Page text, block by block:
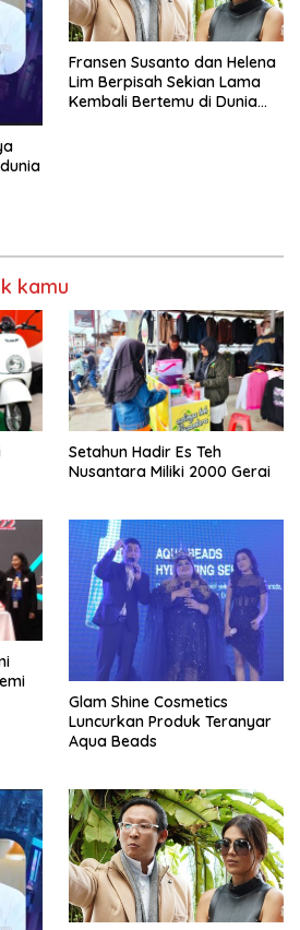
Fransen Susanto dan Helena
Lim Berpisah Sekian Lama
Kembali Bertemu di Dunia
kamu
Setahun Hadir Es Teh
Nusantara Miliki 2000 Gerai
Glam Shine Cosmetics
Luncurkan Produk Teranyar
Aqua Beads